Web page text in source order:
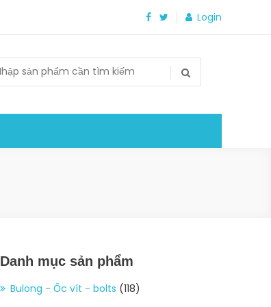
Login
Danh mục sản phẩm
Bulong - Ốc vít - bolts (118)